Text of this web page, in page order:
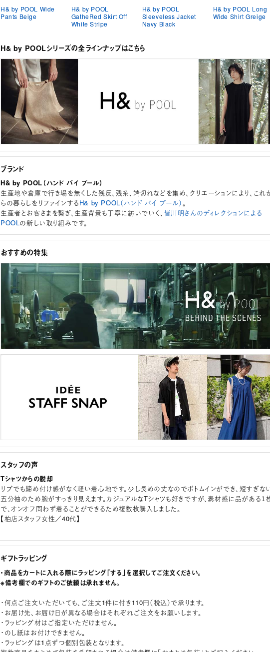
H& by POOL Wide
Pants Beige
H& by POOL
GatheRed Skirt Off
White Stripe
H& by POOL
Sleeveless Jacket
Navy Black
H& by POOL Long
Wide Shirt Greige
H& by POOLシリーズの全ラインナップはこちら
ブランド
H& by POOL（ハンド バイ プール）
生産地や倉庫で行き場を無くした残反、残糸、端切れなどを集め、クリエーションにより、これ
らの暮らしをリファインするH& by POOL（ハンド バイ プール）。
生産者とお客さまを繋ぎ、生産背景も丁寧に紡いでいく、 皆川明さんのディレクションによる
POOLの新しい取り組みです。
おすすめの特集
スタッフの声
Tシャツからの脱却
リブでも締め付け感がなく軽い着心地です。少し長めの丈なのでボトムインができ、短すぎな
五分袖のため腕がすっきり見えます。カジュアルなTシャツも好きですが、素材感に品がある１
で、オンオフ問わず着ることができるため複数枚購入しました。
【柏店スタッフ女性／40代】
ギフトラッピング
・商品をカートに入れる際にラッピング「する」を選択してご注文ください。
※備考欄でのギフトのご依頼は承れません。
・何点ご注文いただいても、ご注文1件に付き110円（税込）で承ります。
・お届け先、お届け日が異なる場合はそれぞれご注文をお願いします。
・ラッピング材はご指定いただけません。
・のし紙はお付けできません。
・ラッピングは1点ずつ個別包装となります。